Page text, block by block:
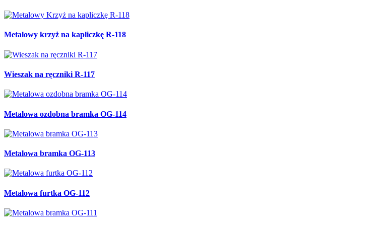
Metalowy krzyż na kapliczkę R-118
Wieszak na ręczniki R-117
Metalowa ozdobna bramka OG-114
Metalowa bramka OG-113
Metalowa furtka OG-112